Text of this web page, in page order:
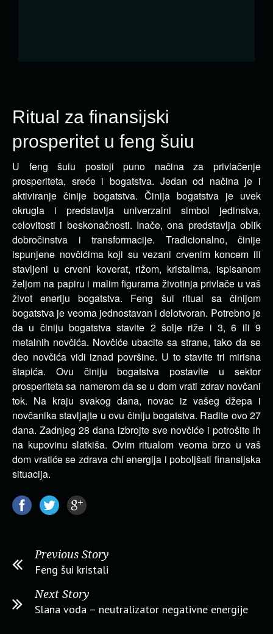
Ritual za finansijski
prosperitet u feng šuiu
U feng šuiu postoji puno načina za privlačenje
prosperiteta, sreće i bogatstva. Jedan od načina je i
aktiviranje činije bogatstva. Činija bogatstva je uvek
okrugla i predstavlja univerzalni simbol jedinstva,
celovitosti i beskonačnosti. Inače, ona predstavlja oblik
dobročinstva i transformacije. Tradicionalno, činije
ispunjene novčićima koji su vezani crvenim koncem ili
stavljeni u crveni koverat, rižom, kristalima, ispisanom
željom na papiru i malim figurama životinja privlače u vaš
život eneriju bogatstva. Feng šui ritual sa činijom
bogatstva je veoma jednostavan i delotvoran. Potrebno je
da u činiju bogatstva stavite 2 šolje riže i 3, 6 ili 9
metalnih novčića. Novčiće ubacite sa strane, tako da se
deo novčića vidi iznad površine. U to stavite tri mirisna
štapića. Ovu činiju bogatstva postavite u sektor
prosperiteta sa namerom da se u dom vrati zdrav novčani
tok. Na kraju svakog dana, novac iz vašeg džepa i
novčanika stavljajte u ovu činiju bogatstva. Radite ovo 27
dana. Zadnjeg 28 dana izbrojte sve novčiće i potrošite ih
na kupovinu slatkiša. Ovim ritualom veoma brzo u vaš
dom vratiće se zdrava chi energija i poboljšati finansijska
situacija.
Previous Story
Feng šui kristali
Next Story
Slana voda – neutralizator negativne energije